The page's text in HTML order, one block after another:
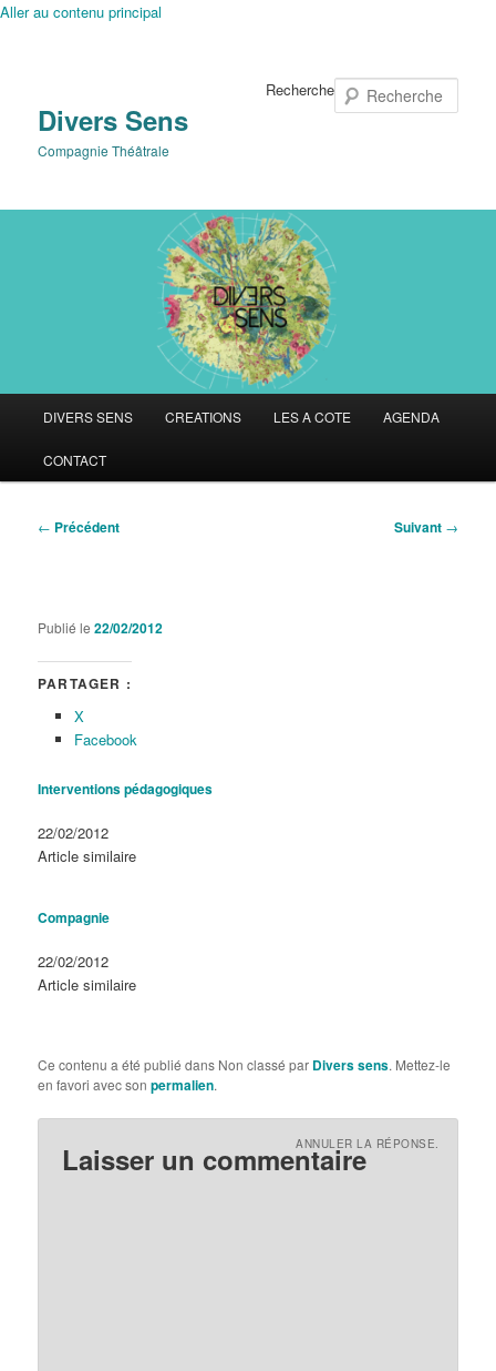
Aller au contenu principal
Divers Sens
Compagnie Théâtrale
Recherche
principal
DIVERS SENS CREATIONS LES A COTE AGENDA
CONTACT
Navigation
← Précédent Suivant →
Publié le22/02/2012
PARTAGER :
X
Facebook
Interventions pédagogiques
Date
22/02/2012
Par rapport à
Article similaire
Compagnie
Date
22/02/2012
Par rapport à
Article similaire
Ce contenu a été publié dans Non classé par Divers sens. Mettez-le
en favori avec sonpermalien.
Laisser un commentaireANNULER LA RÉPONSE.